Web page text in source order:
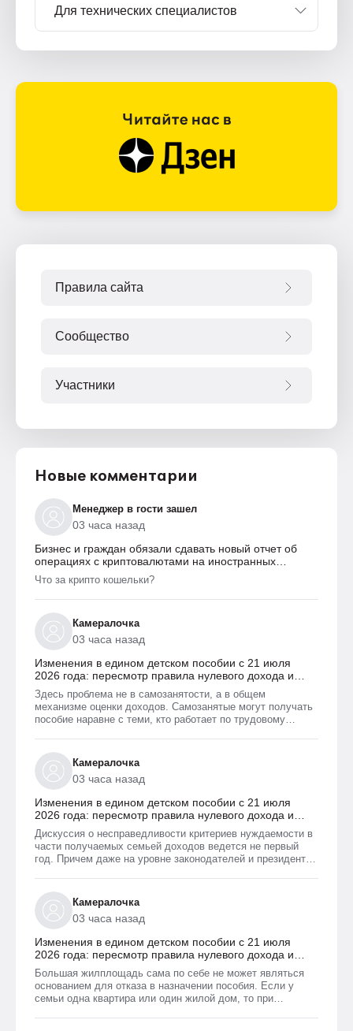
Правила сайта
Сообщество
Участники
Новые комментарии
Менеджер в гости зашел
03 часа назад
Бизнес и граждан обязали сдавать новый отчет об
операциях с криптовалютами на иностранных
платформах
Что за крипто кошельки?
Камералочка
03 часа назад
Изменения в едином детском пособии с 21 июля
2026 года: пересмотр правила нулевого дохода и
новый порядок оформления пособий по месту
пребывания
Здесь проблема не в самозанятости, а в общем
механизме оценки доходов. Самозанятые могут получать
пособие наравне с теми, кто работает по трудовому
Согласно данному критерию, их среднедушевой доход не
должен превышать прожиточный минимум на каждого
члена семьи. И если доход заявителя хотя бы на 1 рубль
отказывают, что конечно же несправедливо.
Камералочка
03 часа назад
Изменения в едином детском пособии с 21 июля
2026 года: пересмотр правила нулевого дохода и
новый порядок оформления пособий по месту
пребывания
Дискуссия о несправедливости критериев нуждаемости в
части получаемых семьей доходов ведется не первый
год. Причем даже на уровне законодателей и президента,
критерии действительно пересмотрели. Но сделали это
только для многодетных семей. Теперь при
незначительном превышении доходов таких семей
равно получают. Но других семей это не коснулось.
Камералочка
03 часа назад
Изменения в едином детском пособии с 21 июля
2026 года: пересмотр правила нулевого дохода и
новый порядок оформления пособий по месту
пребывания
Большая жилплощадь сама по себе не может являться
основанием для отказа в назначении пособия. Если у
семьи одна квартира или один жилой дом, то при